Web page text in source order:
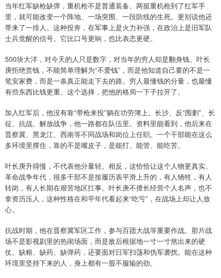
当年红军缺枪缺弹，重机枪不是普通装备。两挺重机枪到了红军手
里，就可能改变一个阵地、一场突围、一段防线的生死。更别说他还
带来了一排人。这种投奔，在军事上是火力补强，在政治上是旧军队
士兵觉醒的信号。它比口号更响，也比表态更硬。
500块大洋，对今天的人只是数字，对当年的穷人却是翻身钱。叶长
庚拒绝赏钱，不能简单理解为“不爱钱”，而是他知道自己要的不是一
笔安家费，而是一条真正能走下去的路。穷人最懂钱的分量，也最懂
有些东西比钱更重。这个选择，把他的格局一下子拉开了。
加入红军后，他没有靠“带枪来投”躺在功劳簿上。长沙、反“围剿”、长
征、抗战、解放战争，他一路都在队伍里。资料里能看到，他后来在
晋察冀、黑龙江、西南等不同战场和岗位上任职。一个干部能在这么
多环境里撑住，靠的不是嘴皮子，是能打、能管、能吃苦。
叶长庚升得慢，不代表他分量轻。相反，这恰恰让这个人物更真实。
革命战争年代，很多干部不是按履历表平滑上升的，有人牺牲，有人
转岗，有人长期在艰苦地区扛事。叶长庚不擅长经营个人名声，也不
拿资历压人，这种性格在和平年代看起来“吃亏”，在战场上却让人放
心。
抗战时期，他在晋察冀军区工作，参与百团大战等重要作战。那片战
场不是影视剧里的热闹场面，而是敌后根据地一寸一寸熬出来的硬
仗。缺粮、缺药、缺弹药，还要面对日军扫荡和伪军袭扰。能在这种
环境里坚持下来的人，身上都有一股不服输的劲。